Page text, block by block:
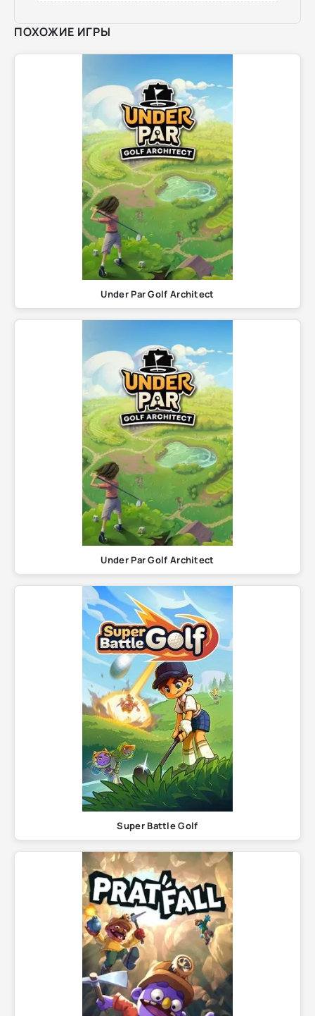
ПОХОЖИЕ ИГРЫ
Under Par Golf Architect
Under Par Golf Architect
Super Battle Golf